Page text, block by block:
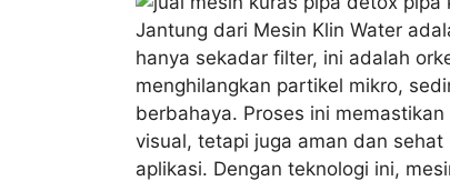
Jantung dari Mesin Klin Water
hanya sekadar filter, ini adalah
menghilangkan partikel mikro,
berbahaya. Proses ini
visual, tetapi juga aman dan
aplikasi. Dengan teknologi ini,